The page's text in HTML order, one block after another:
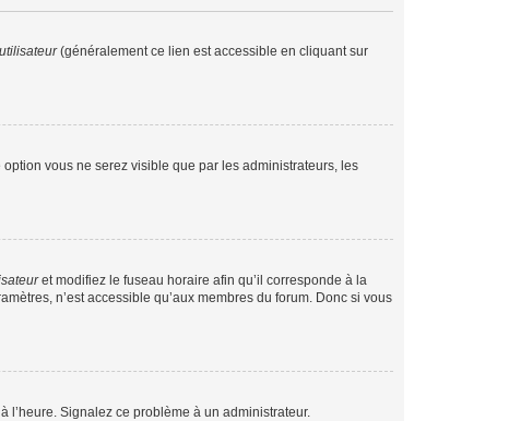
(généralement ce lien est accessible en cliquant sur
option vous ne serez visible que par les administrateurs, les
et modifiez le fuseau horaire afin qu’il corresponde à la
n’est accessible qu’aux membres du forum. Donc si vous
l’heure. Signalez ce problème à un administrateur.